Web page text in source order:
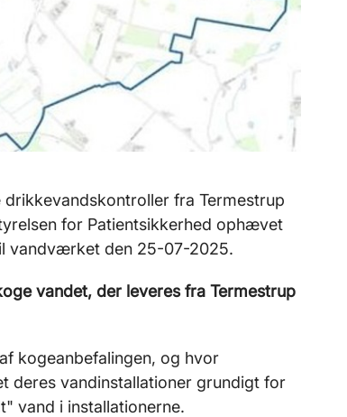
fra Termestrup
for Patientsikkerhed ophævet
vandværket den 25-07-2025.
vandet, der leveres fra Termestrup
kogeanbefalingen, og hvor
deres vandinstallationer grundigt for
vand i installationerne.